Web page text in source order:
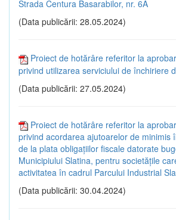
Strada Centura Basarabilor, nr. 6A
(Data publicării: 28.05.2024)
Proiect de hotărâre referitor la
privind utilizarea serviciului de închiriere
(Data publicării: 27.05.2024)
Proiect de hotărâre referitor la
privind acordarea ajutoarelor de minimis
de la plata obligațiilor fiscale datorate
Municipiului Slatina, pentru societățile
activitatea în cadrul Parcului Industrial
(Data publicării: 30.04.2024)